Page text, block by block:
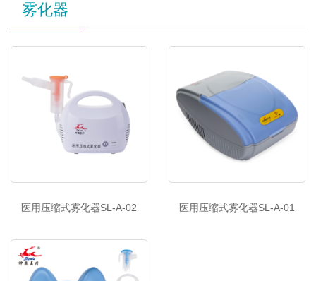
雾化器
医用压缩式雾化器SL-A-02 医用压缩式雾化器SL-A-01